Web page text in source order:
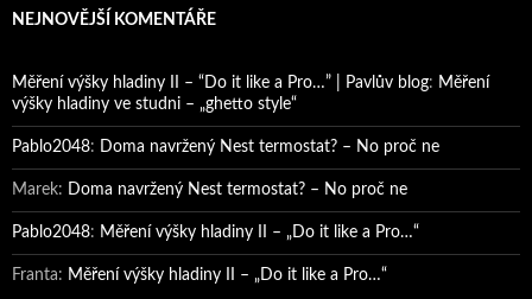
NEJNOVĚJŠÍ KOMENTÁŘE
Měření výšky hladiny II – “Do it like a Pro…” | Pavlův blog: Měření
výšky hladiny ve studni – „ghetto style“
Pablo2048: Doma navržený Nest termostat? – No proč ne
Marek: Doma navržený Nest termostat? – No proč ne
Pablo2048: Měření výšky hladiny II – „Do it like a Pro…“
Franta: Měření výšky hladiny II – „Do it like a Pro…“